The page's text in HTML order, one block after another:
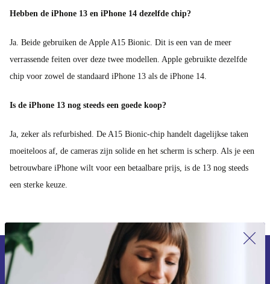
Hebben de iPhone 13 en iPhone 14 dezelfde chip?
Ja. Beide gebruiken de Apple A15 Bionic. Dit is een van de meer
verrassende feiten over deze twee modellen. Apple gebruikte dezelfde
chip voor zowel de standaard iPhone 13 als de iPhone 14.
Is de iPhone 13 nog steeds een goede koop?
Ja, zeker als refurbished. De A15 Bionic-chip handelt dagelijkse taken
moeiteloos af, de cameras zijn solide en het scherm is scherp. Als je een
betrouwbare iPhone wilt voor een betaalbare prijs, is de 13 nog steeds
een sterke keuze.
Meld je aan voor onze nieuwsbrief en
ontvang €15 korting!